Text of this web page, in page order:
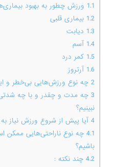
1.1 ورزش چطور به بهبود
1.2 بیماری قلبی
1.3 دیابت
1.4 آسم
1.5 کمر درد
1.6 آرتروز
2 چه نوع ورزش‌هایی بی‌خطر و
3 چه مدت و چقدر و با چه
نبینیم؟
4 آیا پیش از شروع ورزش
4.1 چه نوع ناراحتی‌هایی
باشیم؟
4.2 چند نکته :